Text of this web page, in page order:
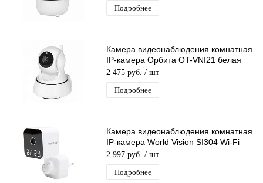
Подробнее
Камера видеонаблюдения комнатная
IP-камера Орбита OT-VNI21 белая
Wi-Fi ip камера 2 Mpix 3,6мм
2 475 руб. / шт
Подробнее
Камера видеонаблюдения комнатная
IP-камера World Vision SI304 Wi-Fi
камера 3 Mpix 3,6мм
2 997 руб. / шт
Подробнее